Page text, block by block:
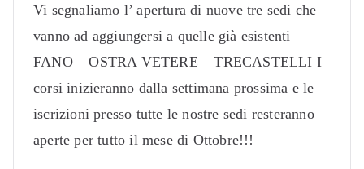
Vi segnaliamo l’ apertura di nuove tre sedi che
vanno ad aggiungersi a quelle già esistenti
FANO – OSTRA VETERE – TRECASTELLI I
corsi inizieranno dalla settimana prossima e le
iscrizioni presso tutte le nostre sedi resteranno
aperte per tutto il mese di Ottobre!!!